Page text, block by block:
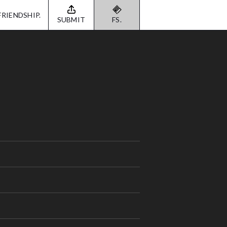
SUBMIT FS.